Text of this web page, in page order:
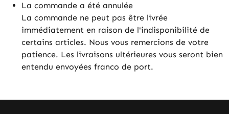
La commande a été annulée
La commande ne peut pas être livrée
immédiatement en raison de l'indisponibilité de
certains articles. Nous vous remercions de votre
patience. Les livraisons ultérieures vous seront bien
entendu envoyées franco de port.